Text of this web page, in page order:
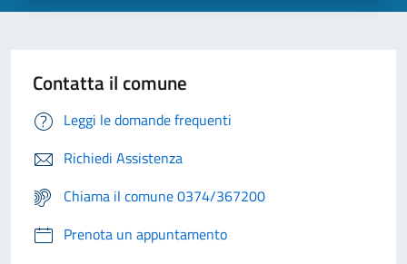
Contatta il comune
Leggi le domande frequenti
Richiedi Assistenza
Chiama il comune 0374/367200
Prenota un appuntamento